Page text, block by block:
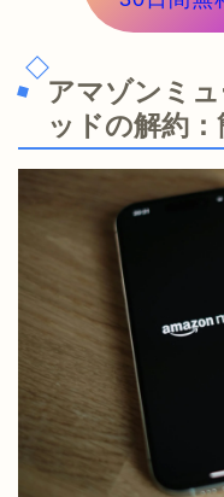
アマゾンミ
ッドの解約：